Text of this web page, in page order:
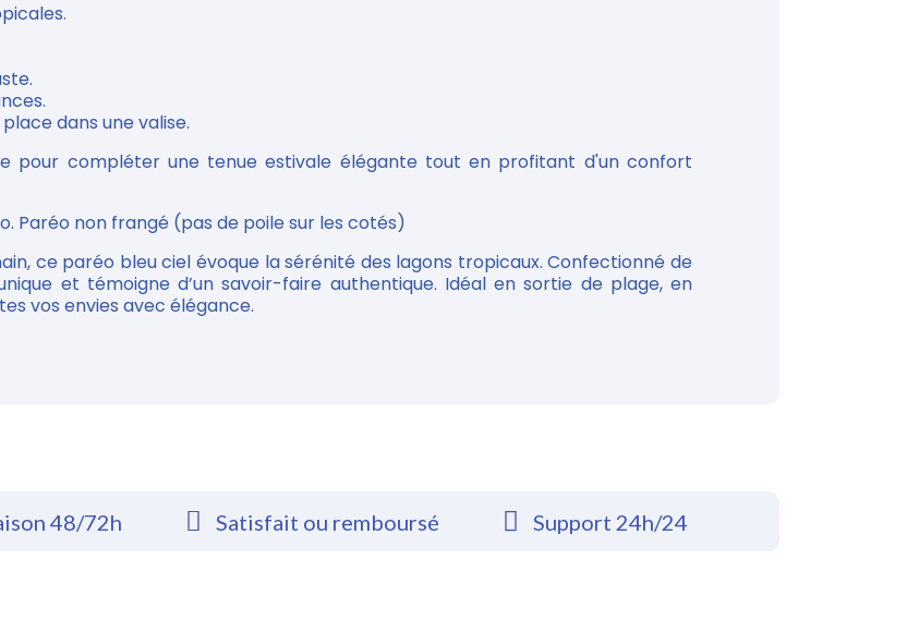
dans une valise.
pour compléter une tenue estivale élégante tout en profitant d'un confort
Paréo non frangé (pas de poile sur les cotés)
ce paréo bleu ciel évoque la sérénité des lagons tropicaux. Confectionné de
et témoigne d’un savoir-faire authentique. Idéal en sortie de plage, en
vos envies avec élégance.
48/72h Satisfait ou remboursé Support 24h/24